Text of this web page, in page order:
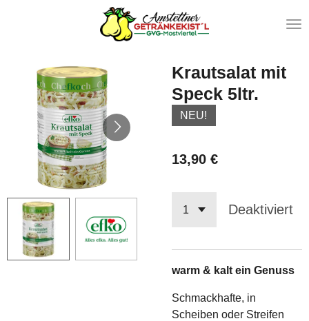
Krautsalat mit
Speck 5ltr.
NEU!
13,90 €
Deaktiviert
warm & kalt ein Genuss
Schmackhafte, in
Scheiben oder Streifen